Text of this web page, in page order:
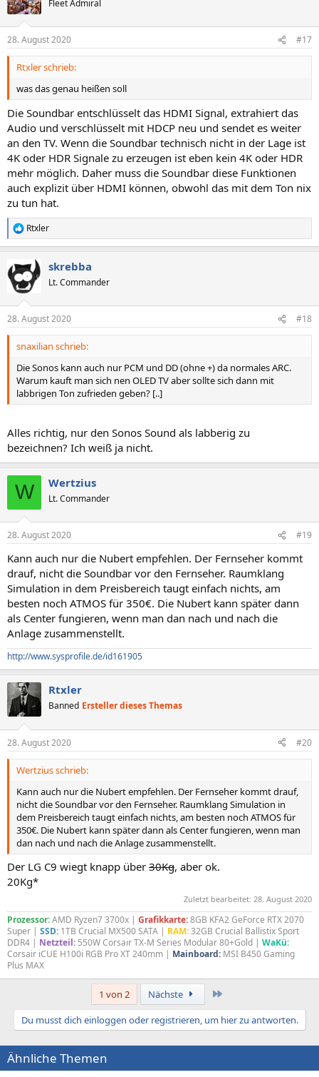
Fleet Admiral
28. August 2020 #17
Rtxler schrieb:
was das genau heißen soll
Die Soundbar entschlüsselt das HDMI Signal, extrahiert das
Audio und verschlüsselt mit HDCP neu und sendet es weiter
an den TV. Wenn die Soundbar technisch nicht in der Lage ist
4K oder HDR Signale zu erzeugen ist eben kein 4K oder HDR
mehr möglich. Daher muss die Soundbar diese Funktionen
auch explizit über HDMI können, obwohl das mit dem Ton nix
zu tun hat.
R
e
k
t
i
e
n
Rtxler
skrebba
Lt. Commander
28. August 2020 #18
snaxilian schrieb:
Die Sonos kann auch nur PCM und DD (ohne +) da normales ARC.
Warum kauft man sich nen OLED TV aber sollte sich dann mit
labbrigen Ton zufrieden geben? [..]
Alles richtig, nur den Sonos Sound als labberig zu
bezeichnen? Ich weiß ja nicht.
W Wertzius
Lt. Commander
28. August 2020 #19
Kann auch nur die Nubert empfehlen. Der Fernseher kommt
drauf, nicht die Soundbar vor den Fernseher. Raumklang
Simulation in dem Preisbereich taugt einfach nichts, am
besten noch ATMOS für 350€. Die Nubert kann später dann
als Center fungieren, wenn man dan nach und nach die
Anlage zusammenstellt.
http://www.sysprofile.de/id161905
Rtxler
Banned Ersteller dieses Themas
28. August 2020 #20
Wertzius schrieb:
Kann auch nur die Nubert empfehlen. Der Fernseher kommt drauf,
nicht die Soundbar vor den Fernseher. Raumklang Simulation in
dem Preisbereich taugt einfach nichts, am besten noch ATMOS für
350€. Die Nubert kann später dann als Center fungieren, wenn man
dan nach und nach die Anlage zusammenstellt.
Der LG C9 wiegt knapp über 30Kg, aber ok.
20Kg*
Zuletzt bearbeitet: 28. August 2020
Prozessor:AMD Ryzen7 3700x | Grafikkarte:8GB KFA2 GeForce RTX 2070
Super | SSD: 1TB Crucial MX500 SATA | RAM:32GB Crucial Ballistix Sport
DDR4 | Netzteil: 550W Corsair TX-M Series Modular 80+Gold | WaKü:
Corsair iCUE H100i RGB Pro XT 240mm | Mainboard: MSI B450 Gaming
Plus MAX
1 von 2 Nächste
Du musst dich einloggen oder registrieren, um hier zu antworten.
Ähnliche Themen